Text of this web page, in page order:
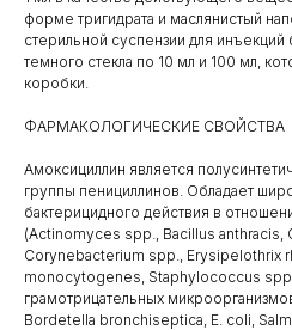
форме тригидрата и маслянистый
стерильной суспензии для инъекций
темного стекла по 10 мл и 100 мл,
коробки.
ФАРМАКОЛОГИЧЕСКИЕ СВОЙСТВА
Амоксициллин является
группы пенициллинов. Обладает
бактерицидного действия в
(Actinomyces spp., Bacillus anthracis,
Corynebacterium spp., Erysipelothrix
monocytogenes, Staphylococcus
грамотрицательных
Bordetella bronchiseptica, E. coli,
Каталог товаров
Ветеринарные препараты
Корма, кормовые добавки